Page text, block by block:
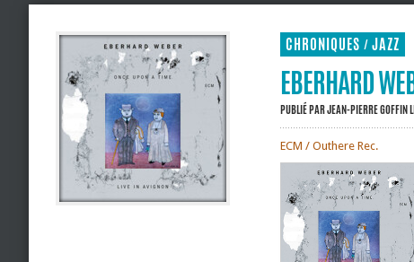
CHRONIQUES / JAZZ
EBERHARD
PUBLIÉ PARJEAN-PIERRE GOFFIN
ECM / Outhere Rec.